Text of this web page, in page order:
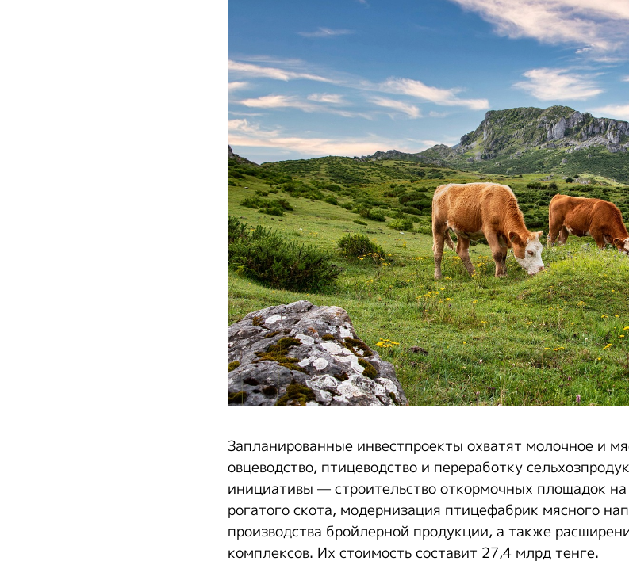
Запланированные инвестпроекты охватят молочное и
овцеводство, птицеводство и переработку
инициативы — строительство откормочных площадок
рогатого скота, модернизация птицефабрик мясного
производства бройлерной продукции, а также
комплексов. Их стоимость составит 27,4 млрд тенге.